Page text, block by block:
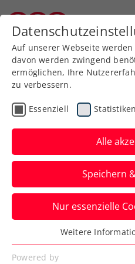
Zurück zur
Turniere
ITF Antalya:
erreicht
Einzelfinale
Der ÖTV-
auf den Spuren von
Alexander Peya.
Verfasst von: Manuel Wachta,
Auf unserer Webseite
davon werden zwingend
ermöglichen, Ihre
zu verbessern.
Essenziell Statistiken
Alle
Speichern
Nur essenzielle
Essenziell
Essenzielle Cookies werden
Weitere
Powered by